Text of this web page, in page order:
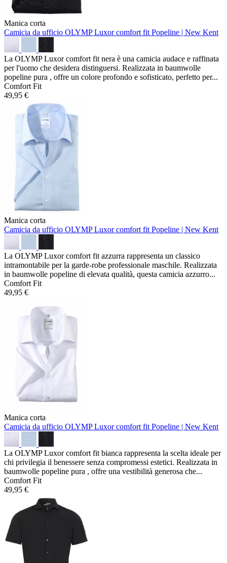
Manica corta
Camicia da ufficio OLYMP Luxor comfort fit Popeline | New Kent
La OLYMP Luxor comfort fit nera è una camicia audace e raffinata
per l'uomo che desidera distinguersi. Realizzata in baumwolle
popeline pura , offre un colore profondo e sofisticato, perfetto per...
Comfort Fit
49,95 €
Manica corta
Camicia da ufficio OLYMP Luxor comfort fit Popeline | New Kent
La OLYMP Luxor comfort fit azzurra rappresenta un classico
intramontabile per la garde-robe professionale maschile. Realizzata
in baumwolle popeline di elevata qualità, questa camicia azzurro...
Comfort Fit
49,95 €
Manica corta
Camicia da ufficio OLYMP Luxor comfort fit Popeline | New Kent
La OLYMP Luxor comfort fit bianca rappresenta la scelta ideale per
chi privilegia il benessere senza compromessi estetici. Realizzata in
baumwolle popeline pura , offre una vestibilità generosa che...
Comfort Fit
49,95 €